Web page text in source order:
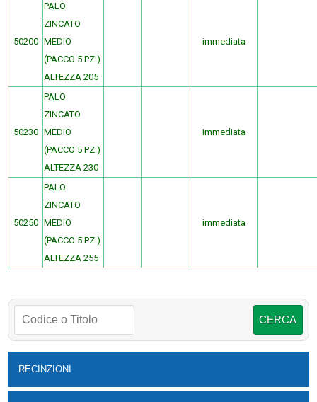
50200
PALO
ZINCATO
MEDIO
(PACCO 5 PZ.)
ALTEZZA 205
immediata
50230
PALO
ZINCATO
MEDIO
(PACCO 5 PZ.)
ALTEZZA 230
immediata
50250
PALO
ZINCATO
MEDIO
(PACCO 5 PZ.)
ALTEZZA 255
immediata
RECINZIONI